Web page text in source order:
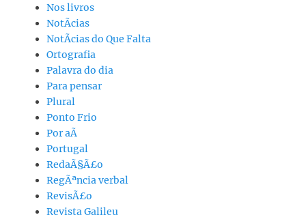
Nos livros
NotÃ­cias
NotÃ­cias do Que Falta
Ortografia
Palavra do dia
Para pensar
Plural
Ponto Frio
Por aÃ­
Portugal
RedaÃ§Ã£o
RegÃªncia verbal
RevisÃ£o
Revista Galileu